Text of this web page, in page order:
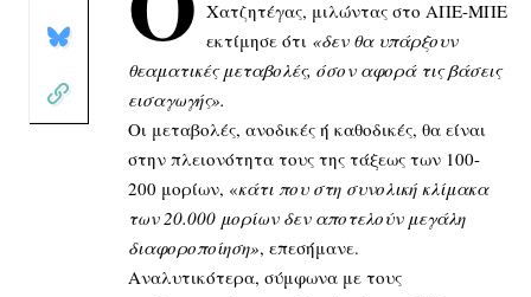
Χατζητέγας, μιλώντας στο ΑΠΕ-ΜΠΕ
εκτίμησε ότι «δεν θα υπάρξουν
θεαματικές μεταβολές, όσον αφορά τις βάσεις
εισαγωγής».
Οι μεταβολές, ανοδικές ή καθοδικές, θα είναι
στην πλειονότητα τους της τάξεως των 100-
200 μορίων, «κάτι που στη συνολική κλίμακα
των 20.000 μορίων δεν αποτελούν μεγάλη
διαφοροποίηση», επεσήμανε.
Αναλυτικότερα, σύμφωνα με τους